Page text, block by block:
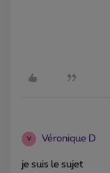
V Véronique D
je suis le sujet